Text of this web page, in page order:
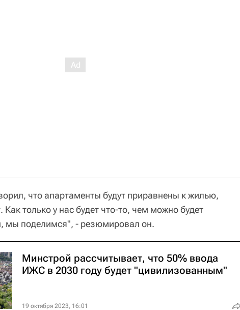
что апартаменты будут приравнены к жилью,
Как только у нас будет что-то, чем можно будет
мы поделимся", - резюмировал он.
Минстрой рассчитывает, что 50% ввода
ИЖС в 2030 году будет "цивилизованным"
19 октября 2023, 16:01